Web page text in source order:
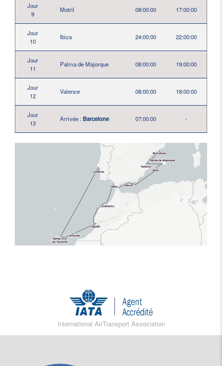
Jour
9
Motril 08:00:00 17:00:00
Jour
10
Ibiza 24:00:00 22:00:00
Jour
11
Palma de Majorque 08:00:00 19:00:00
Jour
12
Valence 08:00:00 18:00:00
Jour
13
Arrivée : Barcelone 07:00:00 -
International AirTransport Association